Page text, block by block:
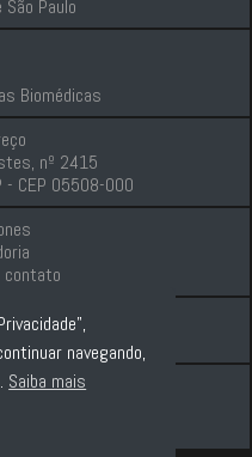
São Paulo
Biomédicas
nº 2415
- CEP 05508-000
contato
e Imprensanavegando,
Saiba mais